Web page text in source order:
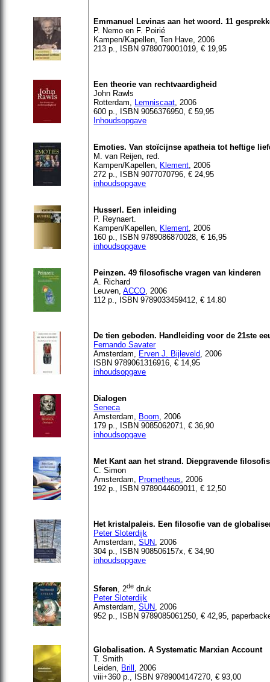
Emmanuel Levinas aan het woord. 11
P. Nemo en F. Poirié
Kampen/Kapellen, Ten Have, 2006
213 p., ISBN 9789079001019, € 19,95
Een theorie van rechtvaardigheid
John Rawls
Rotterdam, Lemniscaat, 2006
600 p., ISBN 9056376950, € 59,95
Inhoudsopgave
Emoties. Van stoïcijnse apatheia tot heftige
M. van Reijen, red.
Kampen/Kapellen, Klement, 2006
272 p., ISBN 9077070796, € 24,95
inhoudsopgave
Husserl. Een inleiding
P. Reynaert.
Kampen/Kapellen, Klement, 2006
160 p., ISBN 9789086870028, € 16,95
inhoudsopgave
Peinzen. 49 filosofische vragen van kinderen
A. Richard
Leuven,ACCO, 2006
112 p., ISBN 9789033459412, € 14.80
De tien geboden. Handleiding voor de 21ste
Fernando Savater
Amsterdam, Erven J. Bijleveld, 2006
ISBN 9789061316916, € 14,95
inhoudsopgave
Dialogen
Seneca
Amsterdam, Boom, 2006
179 p., ISBN 9085062071, € 36,90
inhoudsopgave
Met Kant aan het strand. Diepgravende
C. Simon
Amsterdam, Prometheus, 2006
192 p., ISBN 9789044609011, € 12,50
Het kristalpaleis. Een filosofie van de
Peter Sloterdijk
Amsterdam,SUN, 2006
304 p., ISBN 908506157x, € 34,90
inhoudsopgave
Sferen, 2de druk
Peter Sloterdijk
Amsterdam,SUN, 2006
952 p., ISBN 9789085061250, € 42,95,
Globalisation. A Systematic Marxian Account
T. Smith
Leiden, Brill , 2006
viii+360 p., ISBN 9789004147270, € 93,00